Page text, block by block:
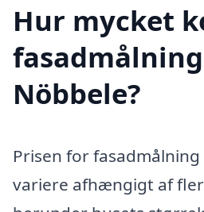
Hur mycket
Nöbbele?
Prisen for
variere afhængigt af